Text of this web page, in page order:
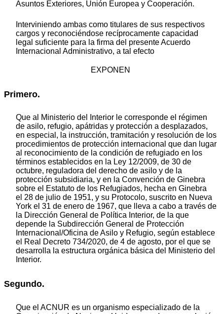
Asuntos Exteriores, Unión Europea y Cooperación.
Interviniendo ambas como titulares de sus respectivos
cargos y reconociéndose recíprocamente capacidad
legal suficiente para la firma del presente Acuerdo
Internacional Administrativo, a tal efecto
EXPONEN
Primero.
Que al Ministerio del Interior le corresponde el régimen
de asilo, refugio, apátridas y protección a desplazados,
en especial, la instrucción, tramitación y resolución de los
procedimientos de protección internacional que dan lugar
al reconocimiento de la condición de refugiado en los
términos establecidos en la Ley 12/2009, de 30 de
octubre, reguladora del derecho de asilo y de la
protección subsidiaria, y en la Convención de Ginebra
sobre el Estatuto de los Refugiados, hecha en Ginebra
el 28 de julio de 1951, y su Protocolo, suscrito en Nueva
York el 31 de enero de 1967, que lleva a cabo a través de
la Dirección General de Política Interior, de la que
depende la Subdirección General de Protección
Internacional/Oficina de Asilo y Refugio, según establece
el Real Decreto 734/2020, de 4 de agosto, por el que se
desarrolla la estructura orgánica básica del Ministerio del
Interior.
Segundo.
Que el ACNUR es un organismo especializado de la